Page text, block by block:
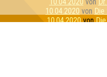
10.04.2020 von
10.04.2020von